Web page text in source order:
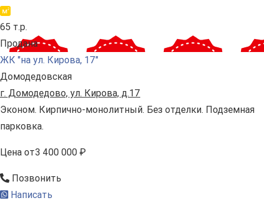
65 т.р.
Продана
ЖК "на ул. Кирова, 17"
Домодедовская
г. Домодедово, ул. Кирова, д.17
Эконом. Кирпично-монолитный. Без отделки. Подземная
парковка.
Цена от3 400 000 ₽
Позвонить
Написать